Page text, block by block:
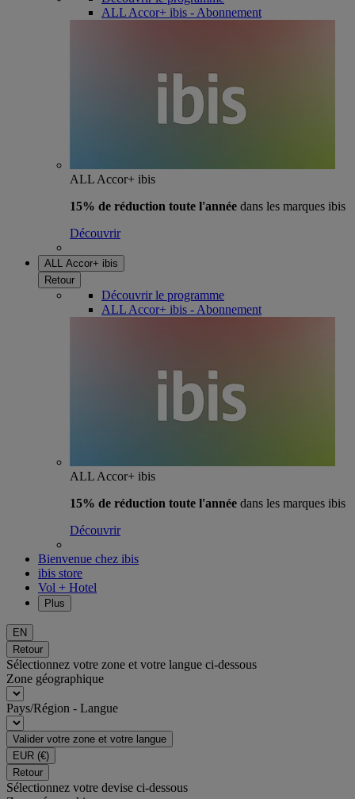
ALL Accor+ ibis - Abonnement
ALL Accor+ ibis
15% de réduction toute l'année dans les marques ibis
Découvrir
ALL Accor+ ibis
Retour
Découvrir le programme
ALL Accor+ ibis - Abonnement
ALL Accor+ ibis
15% de réduction toute l'année dans les marques ibis
Découvrir
Bienvenue chez ibis
ibis store
Vol + Hotel
Plus
EN
Retour
Sélectionnez votre zone et votre langue ci-dessous
Zone géographique
Pays/Région - Langue
Valider votre zone et votre langue
EUR (€)
Retour
Sélectionnez votre devise ci-dessous